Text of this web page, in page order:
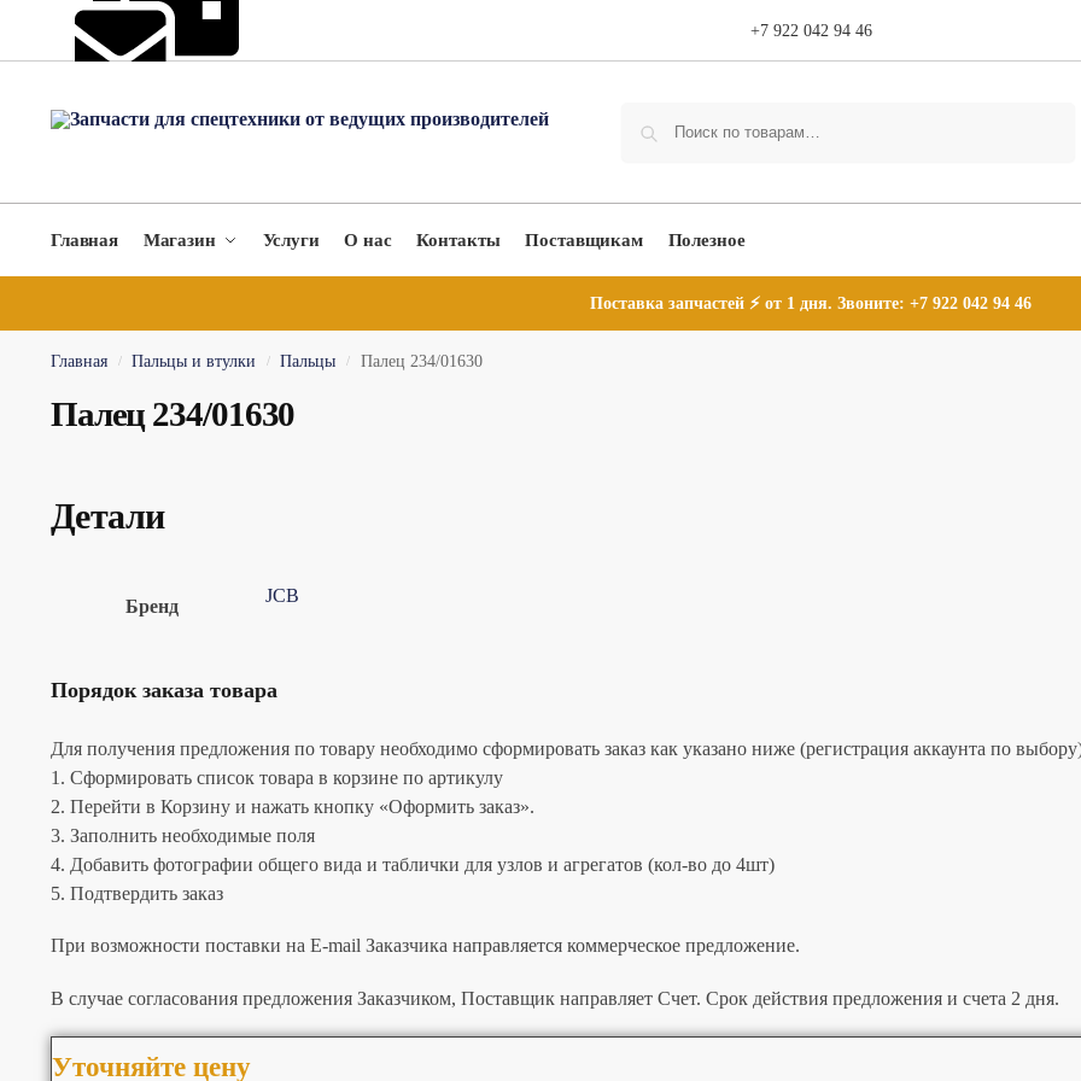
+7 922 042 94 46
Главная Магазин Услуги О нас Контакты Поставщикам Полезное
Поставка запчастей ⚡ от 1 дня. Звоните: +7 922 042 94 46
Главная / Пальцы и втулки / Пальцы / Палец 234/01630
Палец 234/01630
Детали
Бренд
JCB
Порядок заказа товара
Для получения предложения по товару необходимо сформировать заказ как указано ниже (регистрация аккаунта по
1. Сформировать список товара в корзине по артикулу
2. Перейти в Корзину и нажать кнопку «Оформить заказ».
3. Заполнить необходимые поля
4. Добавить фотографии общего вида и таблички для узлов и агрегатов (кол-во до 4шт)
5. Подтвердить заказ
При возможности поставки на E-mail Заказчика направляется коммерческое предложение.
В случае согласования предложения Заказчиком, Поставщик направляет Счет. Срок действия предложения и счета 2 дня.
Уточняйте цену